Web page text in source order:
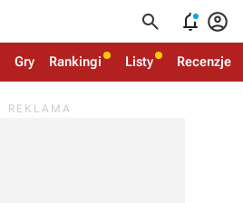
  
Gry Rankingi Listy Recenzje